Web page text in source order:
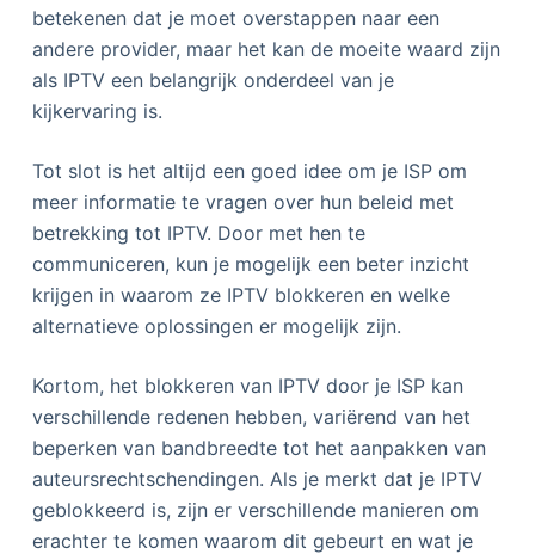
betekenen dat je moet overstappen naar een
andere provider, maar het kan de moeite waard zijn
als IPTV een belangrijk onderdeel van je
kijkervaring is.
Tot slot is het altijd een goed idee om je ISP om
meer informatie te vragen over hun beleid met
betrekking tot IPTV. Door met hen te
communiceren, kun je mogelijk een beter inzicht
krijgen in waarom ze IPTV blokkeren en welke
alternatieve oplossingen er mogelijk zijn.
Kortom, het blokkeren van IPTV door je ISP kan
verschillende redenen hebben, variërend van het
beperken van bandbreedte tot het aanpakken van
auteursrechtschendingen. Als je merkt dat je IPTV
geblokkeerd is, zijn er verschillende manieren om
erachter te komen waarom dit gebeurt en wat je